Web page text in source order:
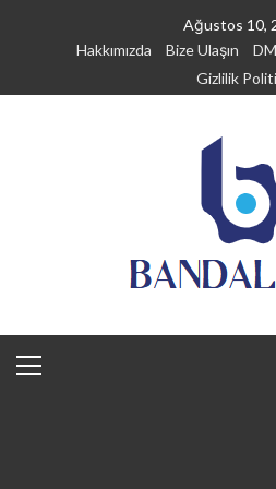
Ağustos 10,
Hakkımızda
Bize Ulaşın
Gizlilik
Menu